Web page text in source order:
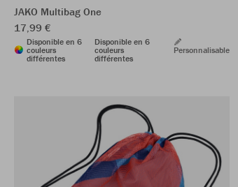
JAKO Multibag One
17,99 €
Disponible en 6
couleurs
différentes
Disponible en 6
couleurs
différentes
Personnalisable